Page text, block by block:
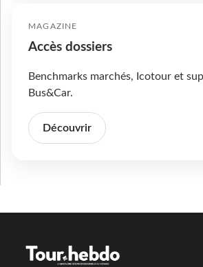
MAGAZINE
Accès dossiers
Benchmarks marchés, Icotour et
Bus&Car.
Découvrir